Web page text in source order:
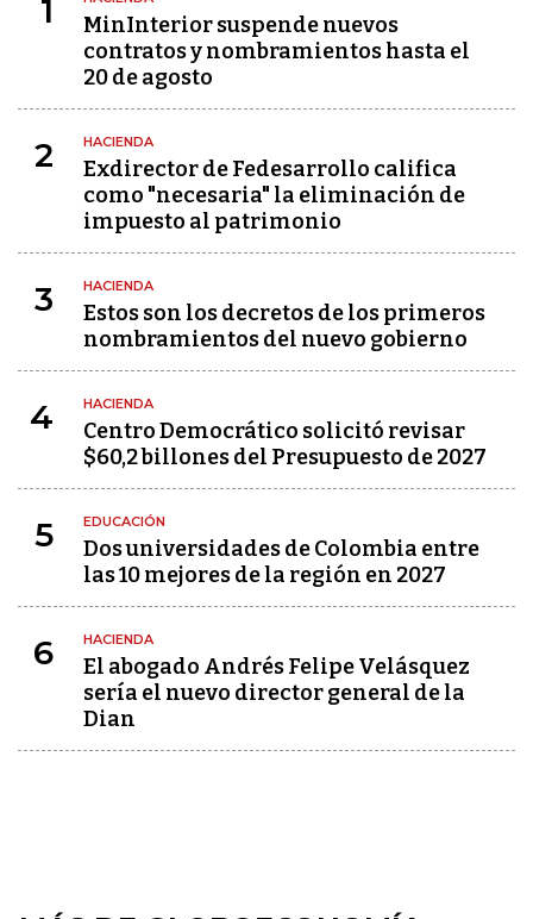
1
MinInterior suspende nuevos
contratos y nombramientos hasta el
20 de agosto
2 HACIENDA
Exdirector de Fedesarrollo califica
como "necesaria" la eliminación de
impuesto al patrimonio
3 HACIENDA
Estos son los decretos de los primeros
nombramientos del nuevo gobierno
4 HACIENDA
Centro Democrático solicitó revisar
$60,2 billones del Presupuesto de 2027
5 EDUCACIÓN
Dos universidades de Colombia entre
las 10 mejores de la región en 2027
6 HACIENDA
El abogado Andrés Felipe Velásquez
sería el nuevo director general de la
Dian